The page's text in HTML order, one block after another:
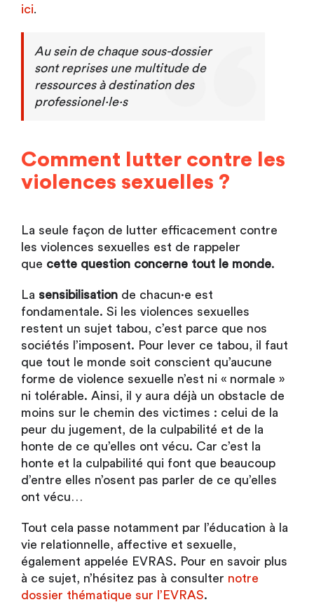
ici.
Au sein de chaque sous-dossier
sont reprises une multitude de
ressources à destination des
professionel·le·s
Comment lutter contre les
violences sexuelles ?
La seule façon de lutter efficacement contre
les violences sexuelles est de rappeler
que cette question concerne tout le monde.
La sensibilisation de chacun·e est
fondamentale. Si les violences sexuelles
restent un sujet tabou, c’est parce que nos
sociétés l’imposent. Pour lever ce tabou, il faut
que tout le monde soit conscient qu’aucune
forme de violence sexuelle n’est ni « normale »
ni tolérable. Ainsi, il y aura déjà un obstacle de
moins sur le chemin des victimes : celui de la
peur du jugement, de la culpabilité et de la
honte de ce qu’elles ont vécu. Car c’est la
honte et la culpabilité qui font que beaucoup
d’entre elles n’osent pas parler de ce qu’elles
ont vécu…
Tout cela passe notamment par l’éducation à la
vie relationnelle, affective et sexuelle,
également appelée EVRAS. Pour en savoir plus
à ce sujet, n’hésitez pas à consulter notre
dossier thématique sur l’EVRAS.